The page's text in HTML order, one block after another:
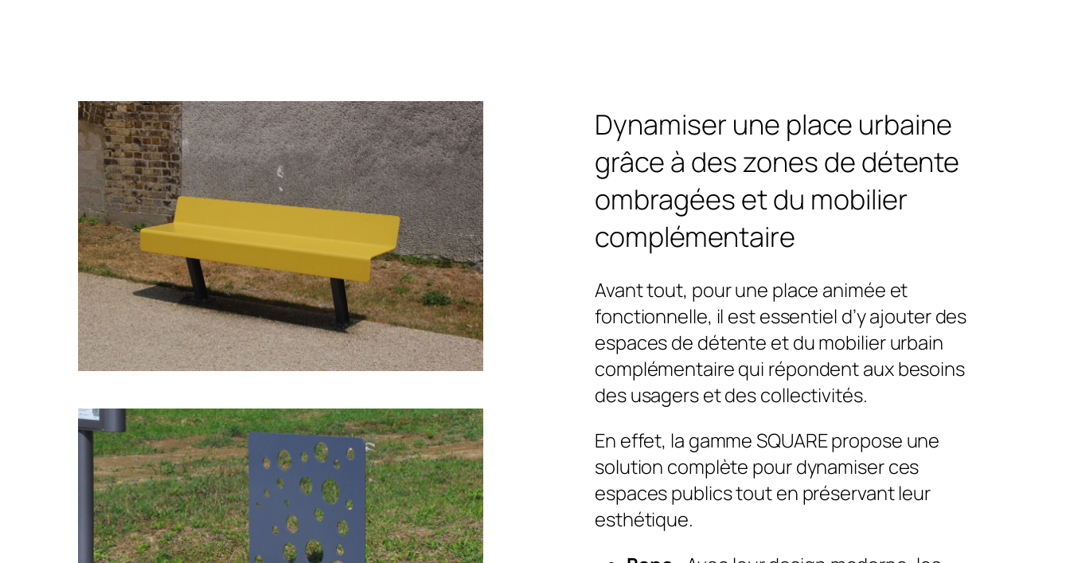
Dynamiser une place urbaine
grâce à des zones de détente
ombragées et du mobilier
complémentaire
Avant tout, pour une place animée et
fonctionnelle, il est essentiel d’y ajouter des
espaces de détente et du mobilier urbain
complémentaire qui répondent aux besoins
des usagers et des collectivités.
En effet, la gamme SQUARE propose une
solution complète pour dynamiser ces
espaces publics tout en préservant leur
esthétique.